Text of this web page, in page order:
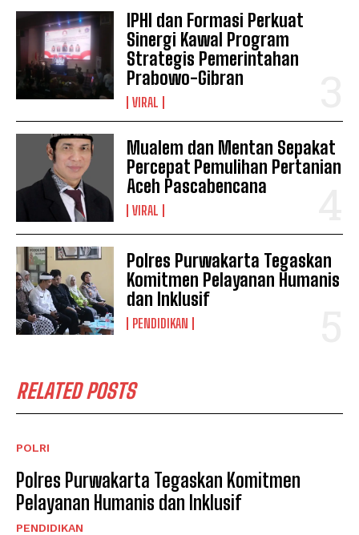
IPHI dan Formasi Perkuat
Sinergi Kawal Program
Strategis Pemerintahan
Prabowo-Gibran
VIRAL
Mualem dan Mentan Sepakat
Percepat Pemulihan Pertanian
Aceh Pascabencana
VIRAL
Polres Purwakarta Tegaskan
Komitmen Pelayanan Humanis
dan Inklusif
PENDIDIKAN
RELATED POSTS
POLRI
Polres Purwakarta Tegaskan Komitmen
Pelayanan Humanis dan Inklusif
PENDIDIKAN